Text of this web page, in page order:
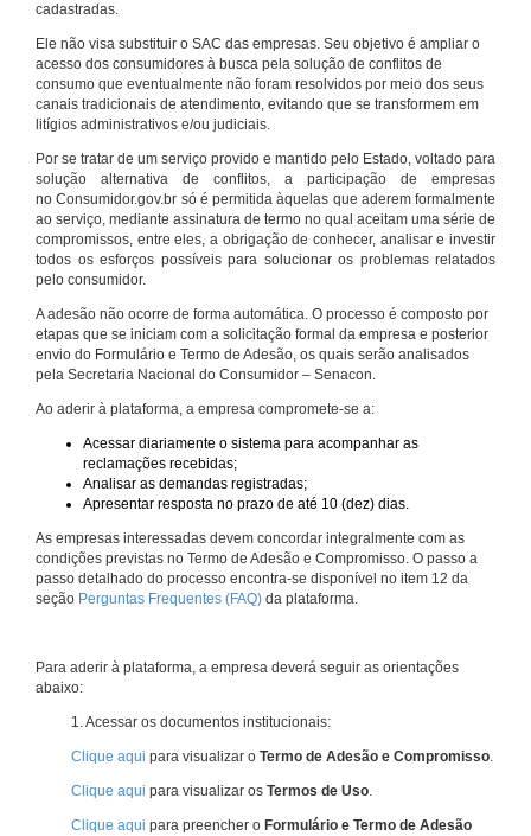
cadastradas.
Ele não visa substituir o SAC das empresas. Seu objetivo é ampliar o
acesso dos consumidores à busca pela solução de conflitos de
consumo que eventualmente não foram resolvidos por meio dos seus
canais tradicionais de atendimento, evitando que se transformem em
litígios administrativos e/ou judiciais.
Por se tratar de um serviço provido e mantido pelo Estado, voltado para
solução alternativa de conflitos, a participação de empresas
no Consumidor.gov.br só é permitida àquelas que aderem formalmente
ao serviço, mediante assinatura de termo no qual aceitam uma série de
compromissos, entre eles, a obrigação de conhecer, analisar e investir
todos os esforços possíveis para solucionar os problemas relatados
pelo consumidor.
A adesão não ocorre de forma automática. O processo é composto por
etapas que se iniciam com a solicitação formal da empresa e posterior
envio do Formulário e Termo de Adesão, os quais serão analisados
pela Secretaria Nacional do Consumidor – Senacon.
Ao aderir à plataforma, a empresa compromete-se a:
Acessar diariamente o sistema para acompanhar as
reclamações recebidas;
Analisar as demandas registradas;
Apresentar resposta no prazo de até 10 (dez) dias.
As empresas interessadas devem concordar integralmente com as
condições previstas no Termo de Adesão e Compromisso. O passo a
passo detalhado do processo encontra-se disponível no item 12 da
seção Perguntas Frequentes (FAQ) da plataforma.
Para aderir à plataforma, a empresa deverá seguir as orientações
abaixo:
1. Acessar os documentos institucionais:
Clique aqui para visualizar o Termo de Adesão e Compromisso.
Clique aqui para visualizar os Termos de Uso.
Clique aqui para preencher o Formulário e Termo de Adesão